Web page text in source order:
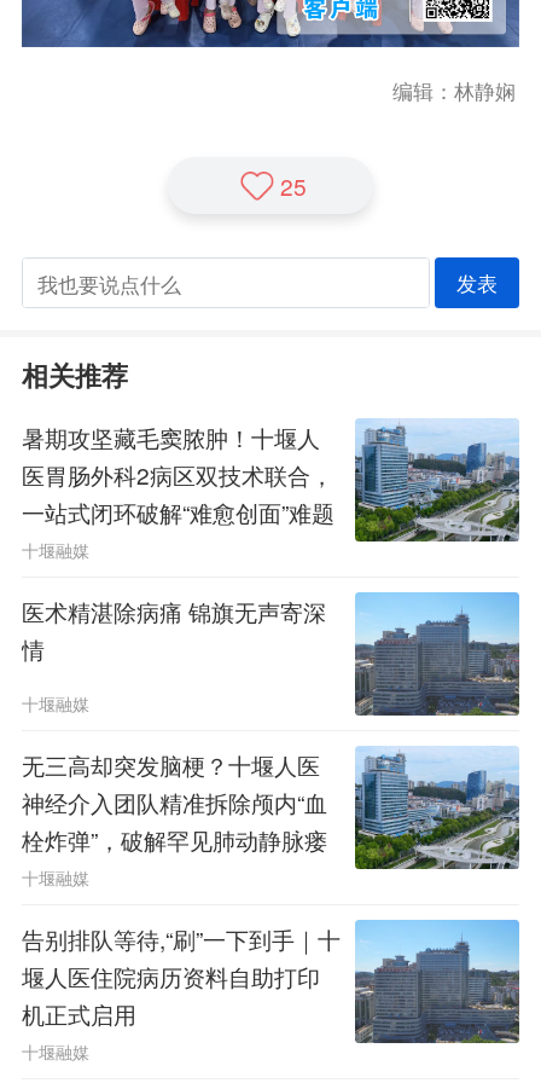
编辑：林静娴
25
发表
相关推荐
暑期攻坚藏毛窦脓肿！十堰人
医胃肠外科2病区双技术联合，
一站式闭环破解“难愈创面”难题
十堰融媒
医术精湛除病痛 锦旗无声寄深
情
十堰融媒
无三高却突发脑梗？十堰人医
神经介入团队精准拆除颅内“血
栓炸弹”，破解罕见肺动静脉瘘
十堰融媒
告别排队等待,“刷”一下到手｜十
堰人医住院病历资料自助打印
机正式启用
十堰融媒